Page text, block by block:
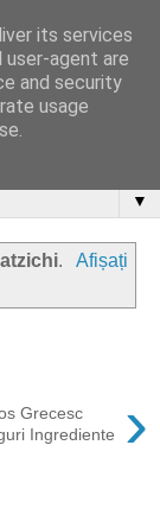
▼
.
Afișați
›
Grecesc
Ingrediente
its services
user-agent are
and security
usage